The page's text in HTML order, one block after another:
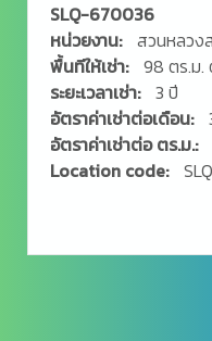
SLQ-670036
หน่วยงาน: สวนหลวง
พื้นทีให้เช่า: 98 ตร.ม.
ระยะเวลาเช่า: 3 ปี
อัตราค่าเช่าต่อเดือน:
อัตราค่าเช่าต่อ ตร.ม.:
Location code: